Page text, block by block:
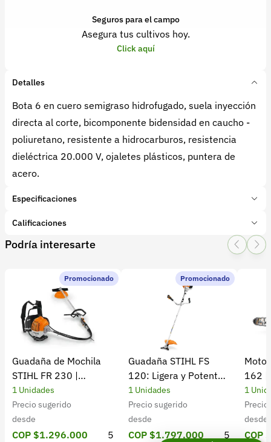
Seguros para el campo
Asegura tus cultivos hoy.
Click aquí
Detalles
Bota 6 en cuero semigraso hidrofugado, suela inyección
directa al corte, bicomponente bidensidad en caucho -
poliuretano, resistente a hidrocarburos, resistencia
dieléctrica 20.000 V, ojaletes plásticos, puntera de
acero.
Especificaciones
Marca:
Uniroca
Tipo de producto:Insumo
Subcategoría:Uniformes e indumentaria
Calificaciones
1 Star
2 Star
3 Star4 Star
0 calificaciones
5 Estrellas
4 Estrellas
3 Estrellas
2 Estrellas
1 Estrellas
Podría interesarte
Promocionado
Guadaña de Mochila
STIHL FR 230 |
Potencia y rendimiento
1 Unidades
Precio sugerido
desde
COP $1.296.000 5
Promocionado
Guadaña STIHL FS
120: Ligera y Potente
para el Campo
1 Unidades
Precio sugerido
desde
COP $1.797.000 5
162 |
1
desde
COP